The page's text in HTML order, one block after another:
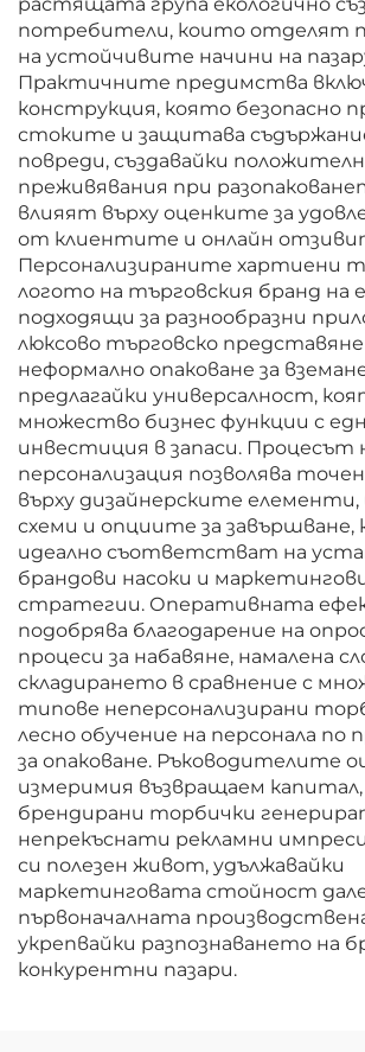
потребители, които отделят
на устойчивите начини на
Практичните предимства
конструкция, която безопасно
стоките и защитава
повреди, създавайки
преживявания при
влияят върху оценките за
от клиентите и онлайн
Персонализираните хартиени
логото на търговския бранд на
подходящи за разнообразни
люксово търговско
неформално опаковане за
предлагайки универсалност,
множество бизнес функции с
инвестиция в запаси. Процесът
персонализация позволява
върху дизайнерските
схеми и опциите за завършване,
идеално съответстват на
брандови насоки и
стратегии. Оперативната
подобрява благодарение на
процеси за набавяне, намалена
складирането в сравнение с
типове неперсонализирани
лесно обучение на персонала по
за опаковане. Ръководителите
измеримия възвращаем
брендирани торбички
непрекъснати рекламни
си полезен живот, удължавайки
маркетинговата стойност
първоначалната
укрепвайки разпознаването на
конкурентни пазари.